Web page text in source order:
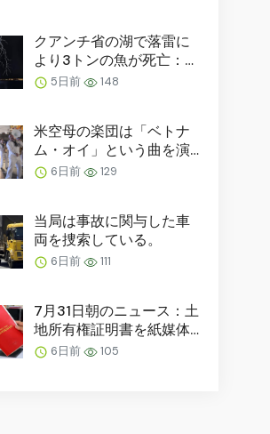
クアンチ省の湖で落雷に
より3トンの魚が死亡：落
雷が原因だった可能性も…
5日前 148
米空母の楽団は「ベトナ
ム・オイ」という曲を演
奏した。
6日前 129
当局は事故に関与した車
両を捜索している。
6日前 111
7月31日朝のニュース：土
地所有権証明書を紙媒体
とデジタル媒体の両方で
6日前 105